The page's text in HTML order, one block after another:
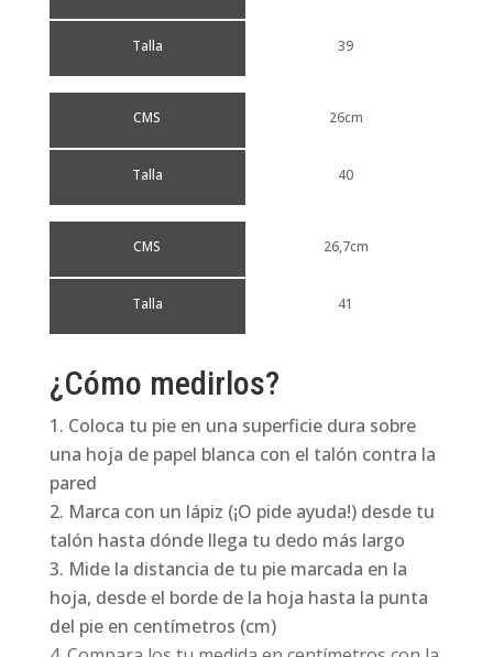
Talla 39
CMS
Talla
26cm
40
CMS
Talla
26,7cm
41
¿Cómo medirlos?
Coloca tu pie en una superficie dura sobre
una hoja de papel blanca con el talón contra la
pared
Marca con un lápiz (¡O pide ayuda!) desde tu
talón hasta dónde llega tu dedo más largo
Mide la distancia de tu pie marcada en la
hoja, desde el borde de la hoja hasta la punta
del pie en centímetros (cm)